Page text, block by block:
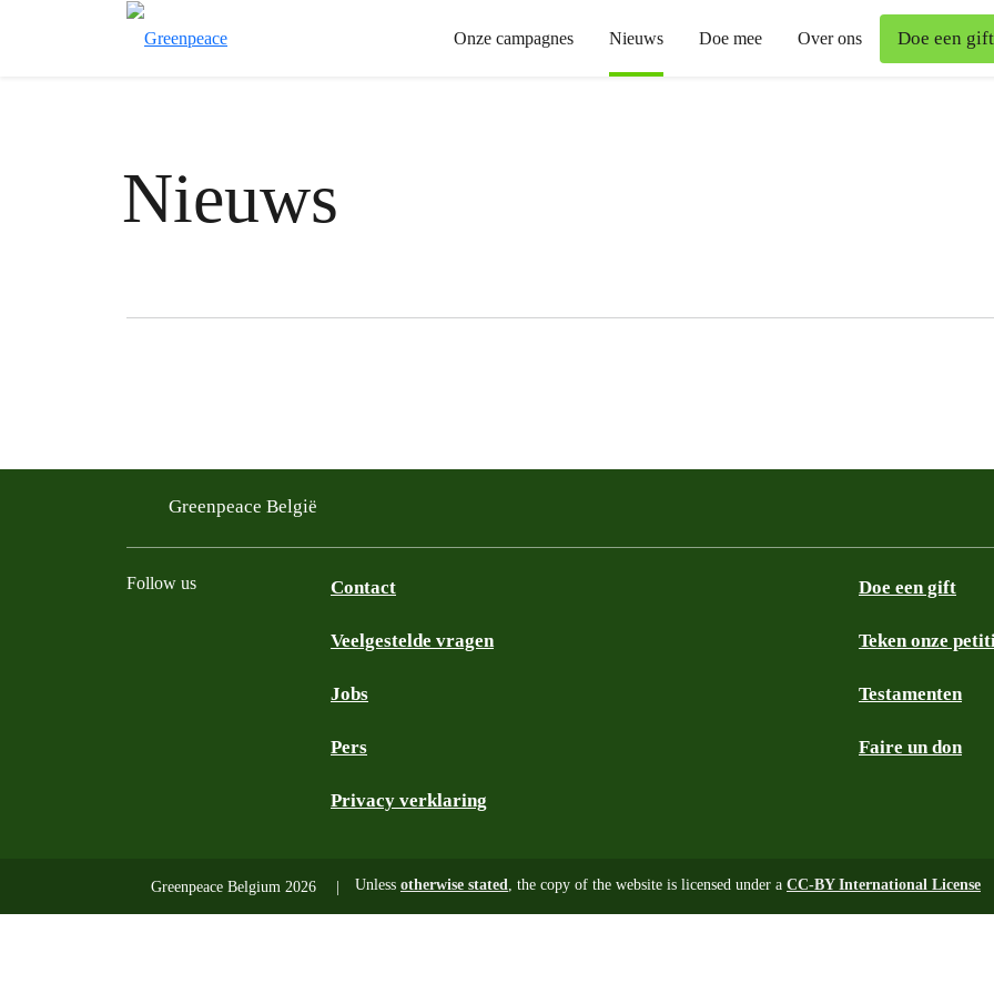
Onze campagnes Nieuws Doe mee Over ons Doe een gift
Nieuws
Filtered results
Greenpeace België
Follow us Contact
Veelgestelde vragen
Jobs
Pers
Privacy verklaring
Doe een gift
Teken onze
Testamenten
Faire un don
Greenpeace Belgium 2026 Unless otherwise stated, the copy of the website is licensed under a CC-BY International License